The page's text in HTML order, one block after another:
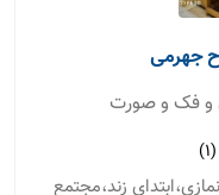
جهرمی
و فک و صورت
(1)
زند،مجتمع